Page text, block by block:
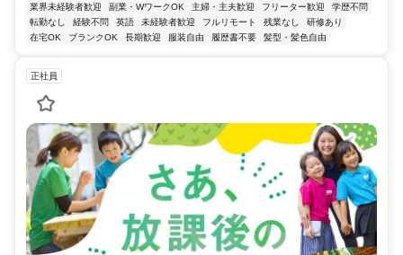
業界未経験者歓迎 副業・WワークOK 主婦・主夫歓迎 フリーター歓迎
学歴不問
転勤なし
経験不問 英語 未経験者歓迎 フルリモート 残業なし
研修あり
在宅OK
ブランクOK 長期歓迎 服装自由 履歴書不要 髪型・髪色自由
正社員